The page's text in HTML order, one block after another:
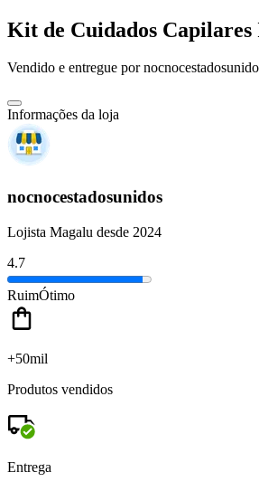
Kit de Cuidados
Vendido e entregue por
Informações da loja
nocnocestadosunidos
Lojista Magalu desde 2024
4.7
RuimÓtimo
+50mil
Produtos vendidos
Entrega